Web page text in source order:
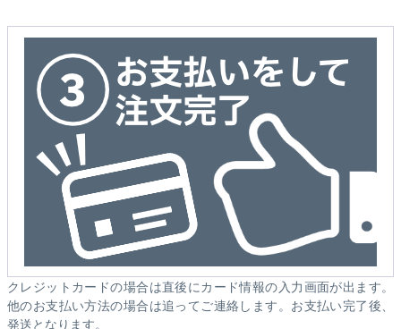
クレジットカードの場合は直後にカード情報の入力画面が出ます。
他のお支払い方法の場合は追ってご連絡します。お支払い完了後、
発送となります。